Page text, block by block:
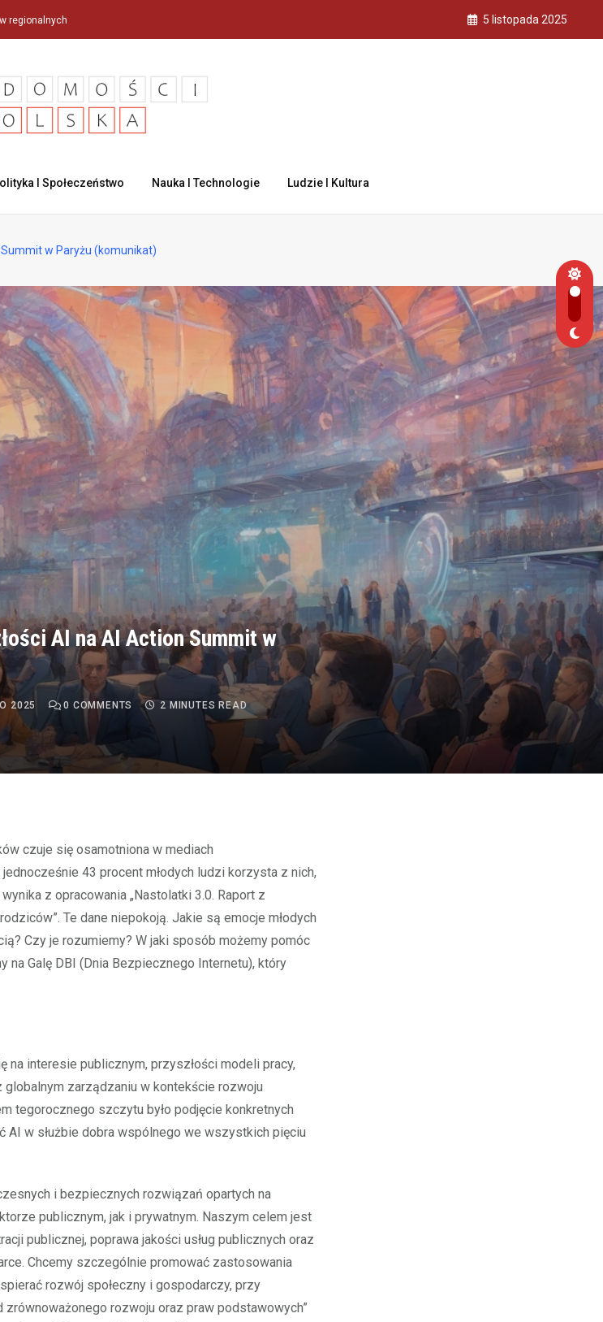
regionalnych 5 listopada 2025
I Społeczeństwo Nauka I Technologie Ludzie I Kultura
Summit w Paryżu (komunikat)
AI na AI Action Summit w
2025 0 COMMENTS
2 MINUTES READ
43 procent młodych ludzi korzysta z nich,
z opracowania „Nastolatki 3.0. Raport z
Te dane niepokoją. Jakie są emocje młodych
Czy je rozumiemy? W jaki sposób możemy pomóc
na Galę DBI (Dnia Bezpiecznego Internetu), który
na interesie publicznym, przyszłości modeli pracy,
globalnym zarządzaniu w kontekście rozwoju
tegorocznego szczytu było podjęcie konkretnych
AI w służbie dobra wspólnego we wszystkich pięciu
i bezpiecznych rozwiązań opartych na
publicznym, jak i prywatnym. Naszym celem jest
publicznej, poprawa jakości usług publicznych oraz
Chcemy szczególnie promować zastosowania
rozwój społeczny i gospodarczy, przy
rozwoju oraz praw podstawowych”